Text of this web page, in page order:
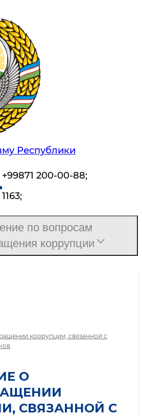
Республики
+99871 200-00-88;
1163;
коррупции, связанной с
О
СВЯЗАННОЙ С
по вопросам
коррупции